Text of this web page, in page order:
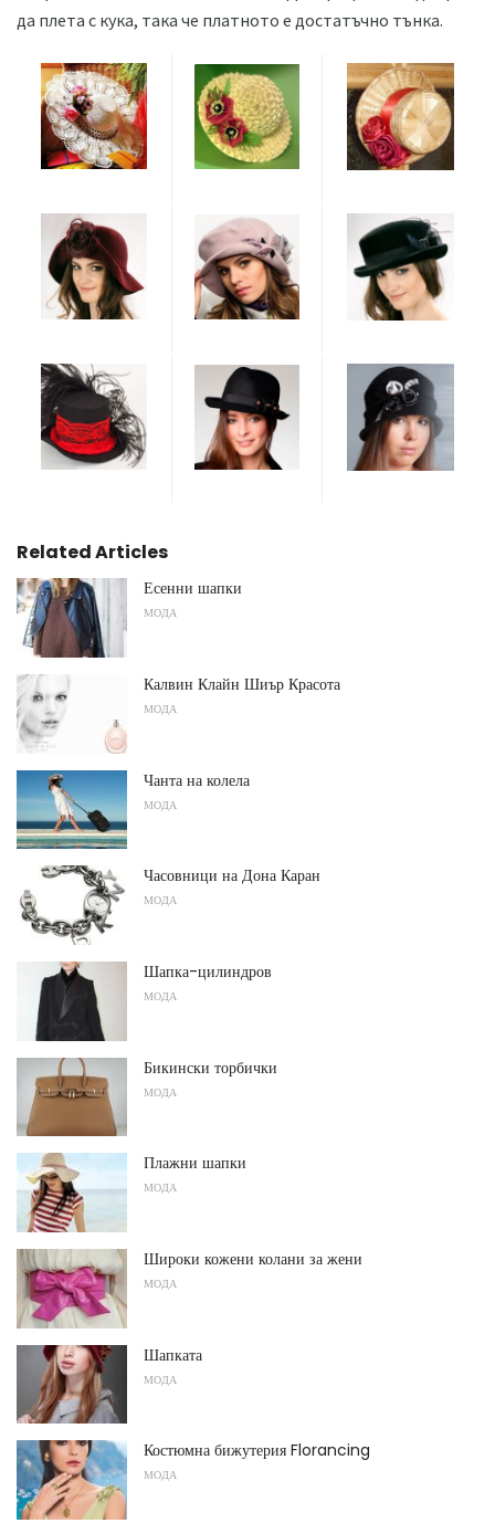
да плета с кука, така че платното е достатъчно тънка.
Related Articles
Есенни шапки
МОДА
Калвин Клайн Шиър Красота
МОДА
Чанта на колела
МОДА
Часовници на Дона Каран
МОДА
Шапка-цилиндров
МОДА
Бикински торбички
МОДА
Плажни шапки
МОДА
Широки кожени колани за жени
МОДА
Шапката
МОДА
Костюмна бижутерия Florancing
МОДА